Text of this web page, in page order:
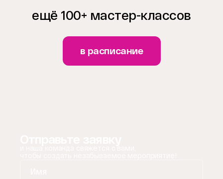
ещё 100+ мастер-классов
в расписание